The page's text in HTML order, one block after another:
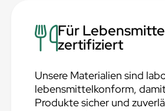
Für
zertifiziert
Unsere Materialien sind
lebensmittelkonform,
Produkte sicher und